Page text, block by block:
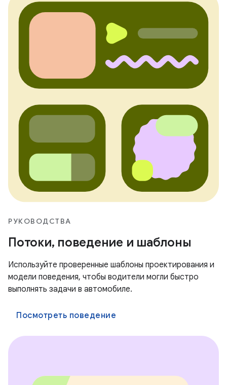
РУКОВОДСТВА
Потоки, поведение и шаблоны
Используйте проверенные шаблоны проектирования и
модели поведения, чтобы водители могли быстро
выполнять задачи в автомобиле.
Посмотреть поведение